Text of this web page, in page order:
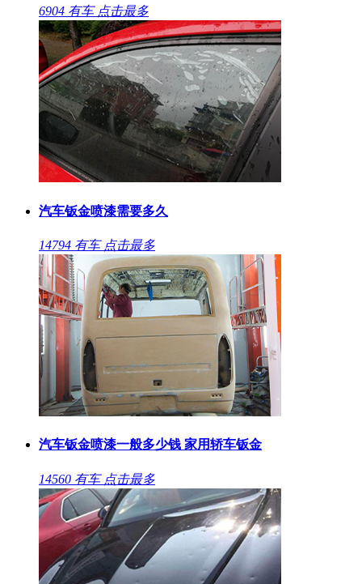
6904 有车 点击最多
汽车钣金喷漆需要多久
14794 有车 点击最多
汽车钣金喷漆一般多少钱 家用轿车钣金
14560 有车 点击最多